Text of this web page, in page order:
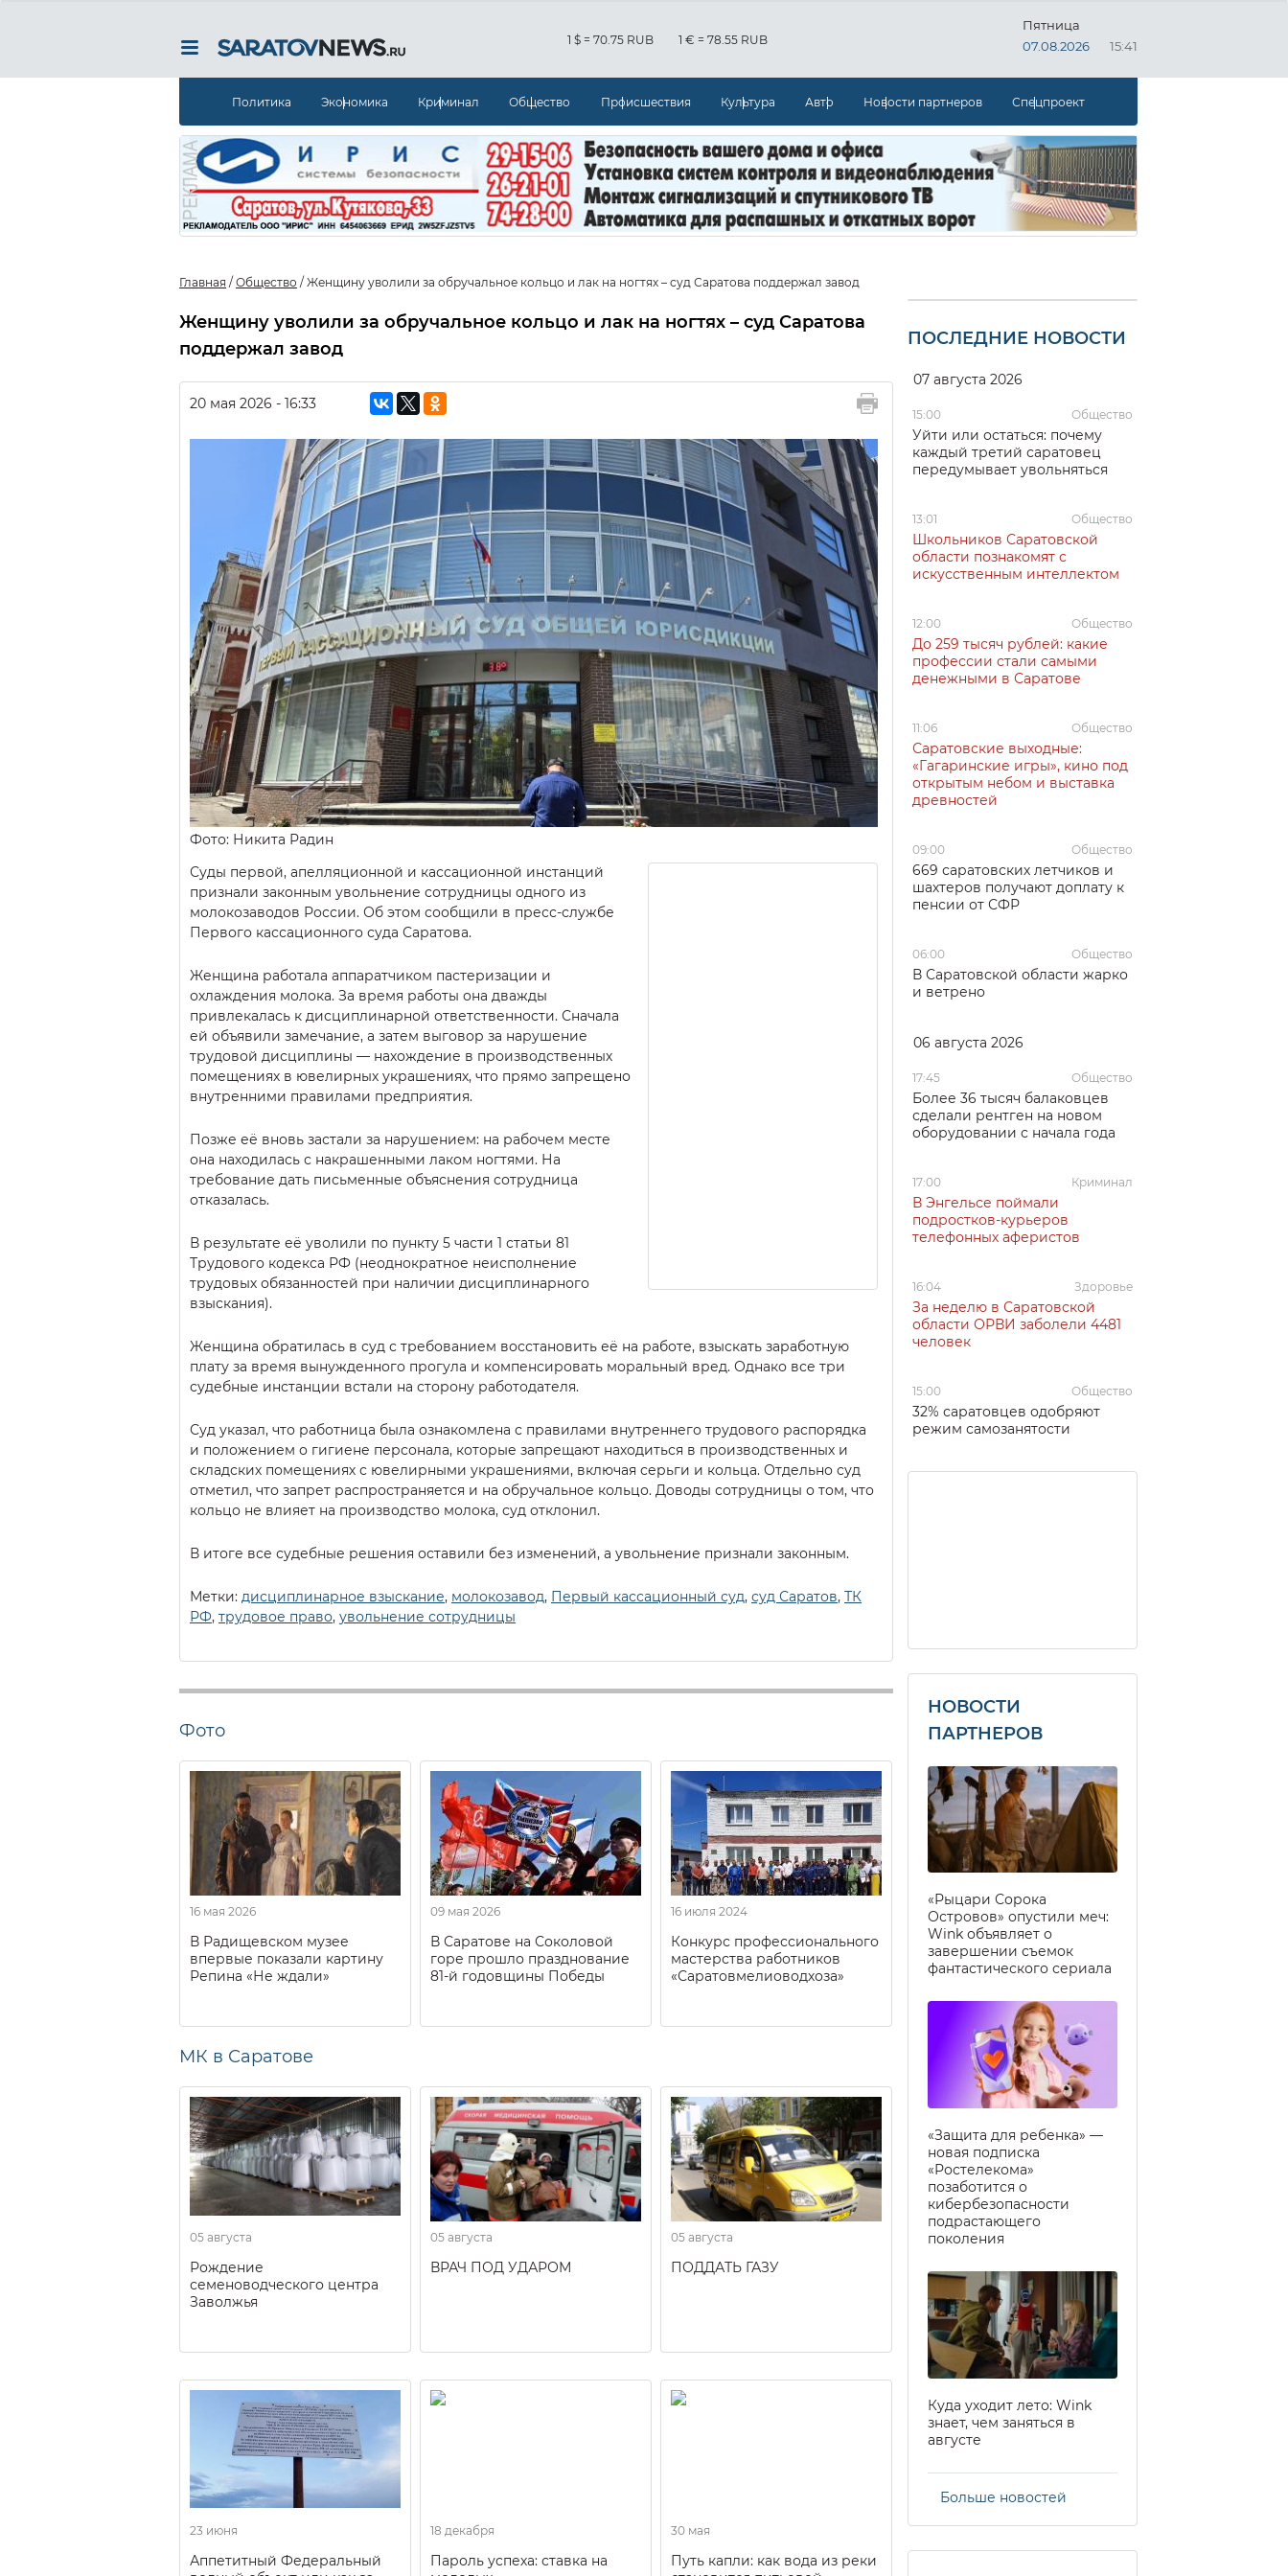
1 $ = 70.75 RUB 1 € = 78.55 RUB
Пятница
07.08.2026
15:41
Политика Экономика Криминал Общество Происшествия Культура Авто Новости партнеров Спецпроект
Главная / Общество / Женщину уволили за обручальное кольцо и лак на ногтях – суд Саратова поддержал завод
Женщину уволили за обручальное кольцо и лак на ногтях – суд Саратова
поддержал завод
20 мая 2026 - 16:33
Фото: Никита Радин
Суды первой, апелляционной и кассационной инстанций
признали законным увольнение сотрудницы одного из
молокозаводов России. Об этом сообщили в пресс-службе
Первого кассационного суда Саратова.
Женщина работала аппаратчиком пастеризации и
охлаждения молока. За время работы она дважды
привлекалась к дисциплинарной ответственности. Сначала
ей объявили замечание, а затем выговор за нарушение
трудовой дисциплины — нахождение в производственных
помещениях в ювелирных украшениях, что прямо запрещено
внутренними правилами предприятия.
Позже её вновь застали за нарушением: на рабочем месте
она находилась с накрашенными лаком ногтями. На
требование дать письменные объяснения сотрудница
отказалась.
В результате её уволили по пункту 5 части 1 статьи 81
Трудового кодекса РФ (неоднократное неисполнение
трудовых обязанностей при наличии дисциплинарного
взыскания).
Женщина обратилась в суд с требованием восстановить её на работе, взыскать заработную
плату за время вынужденного прогула и компенсировать моральный вред. Однако все три
судебные инстанции встали на сторону работодателя.
Суд указал, что работница была ознакомлена с правилами внутреннего трудового распорядка
и положением о гигиене персонала, которые запрещают находиться в производственных и
складских помещениях с ювелирными украшениями, включая серьги и кольца. Отдельно суд
отметил, что запрет распространяется и на обручальное кольцо. Доводы сотрудницы о том, что
кольцо не влияет на производство молока, суд отклонил.
В итоге все судебные решения оставили без изменений, а увольнение признали законным.
Метки: дисциплинарное взыскание, молокозавод, Первый кассационный суд, суд Саратов, ТК
РФ, трудовое право, увольнение сотрудницы
Фото
16 мая 2026
В Радищевском музее
впервые показали картину
Репина «Не ждали»
09 мая 2026
В Саратове на Соколовой
горе прошло празднование
81-й годовщины Победы
16 июля 2024
Конкурс профессионального
мастерства работников
«Саратовмелиоводхоза»
МК в Саратове
05 августа
Рождение
семеноводческого центра
Заволжья
05 августа
ВРАЧ ПОД УДАРОМ
05 августа
ПОДДАТЬ ГАЗУ
23 июня
Аппетитный Федеральный
18 декабря
Пароль успеха: ставка на
30 мая
Путь капли: как вода из реки
ПОСЛЕДНИЕ НОВОСТИ
07 августа 2026
15:00 Общество
Уйти или остаться: почему
каждый третий саратовец
передумывает увольняться
13:01 Общество
Школьников Саратовской
области познакомят с
искусственным интеллектом
12:00 Общество
До 259 тысяч рублей: какие
профессии стали самыми
денежными в Саратове
11:06 Общество
Саратовские выходные:
«Гагаринские игры», кино под
открытым небом и выставка
древностей
09:00 Общество
669 саратовских летчиков и
шахтеров получают доплату к
пенсии от СФР
06:00 Общество
В Саратовской области жарко
и ветрено
06 августа 2026
17:45 Общество
Более 36 тысяч балаковцев
сделали рентген на новом
оборудовании с начала года
17:00 Криминал
В Энгельсе поймали
подростков-курьеров
телефонных аферистов
16:04 Здоровье
За неделю в Саратовской
области ОРВИ заболели 4481
человек
15:00 Общество
32% саратовцев одобряют
режим самозанятости
НОВОСТИ
ПАРТНЕРОВ
«Рыцари Сорока
Островов» опустили меч:
Wink объявляет о
завершении съемок
фантастического сериала
«Защита для ребенка» —
новая подписка
«Ростелекома»
позаботится о
кибербезопасности
подрастающего
поколения
Куда уходит лето: Wink
знает, чем заняться в
августе
Больше новостей